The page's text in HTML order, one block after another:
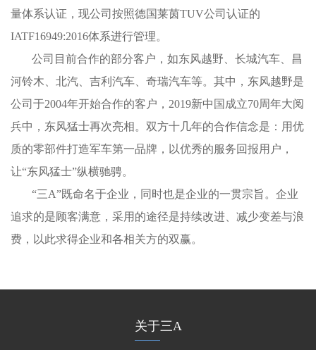
量体系认证，现公司按照德国莱茵TUV公司认证的
IATF16949:2016体系进行管理。
公司目前合作的部分客户，如东风越野、长城汽车、昌
河铃木、北汽、吉利汽车、奇瑞汽车等。其中，东风越野是
公司于2004年开始合作的客户，2019新中国成立70周年大阅
兵中，东风猛士再次亮相。双方十几年的合作信念是：用优
质的零部件打造军车第一品牌，以优秀的服务回报用户，
让“东风猛士”纵横驰骋。
“三A”既命名于企业，同时也是企业的一贯宗旨。企业
追求的是顾客满意，采用的途径是持续改进、减少变差与浪
费，以此求得企业和各相关方的双赢。
关于三A